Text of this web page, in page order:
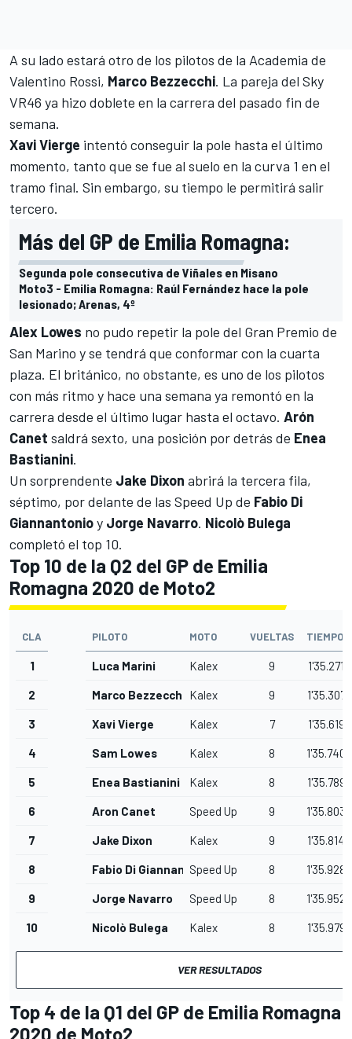
A su lado estará otro de los pilotos de la Academia de
Valentino Rossi, Marco Bezzecchi. La pareja del Sky
VR46 ya hizo doblete en la carrera del pasado fin de
semana.
Xavi Vierge intentó conseguir la pole hasta el último
momento, tanto que se fue al suelo en la curva 1 en el
tramo final. Sin embargo, su tiempo le permitirá salir
tercero.
Más del GP de Emilia Romagna:
Segunda pole consecutiva de Viñales en Misano
Moto3 - Emilia Romagna: Raúl Fernández hace la pole
lesionado; Arenas, 4º
Alex Lowes no pudo repetir la pole del Gran Premio de
San Marino y se tendrá que conformar con la cuarta
plaza. El británico, no obstante, es uno de los pilotos
con más ritmo y hace una semana ya remontó en la
carrera desde el último lugar hasta el octavo. Arón
Canet saldrá sexto, una posición por detrás de Enea
Bastianini.
Un sorprendente Jake Dixon abrirá la tercera fila,
séptimo, por delante de las Speed Up de Fabio Di
Giannantonioy Jorge Navarro. Nicolò Bulega
completó el top 10.
Top 10 de la Q2 del GP de Emilia
Romagna 2020 de Moto2
CLA PILOTO MOTO VUELTAS TIEMPO
1 Luca Marini Kalex 9 1'35.271
2 Marco Bezzecchi Kalex 9 1'35.307
3 Xavi Vierge Kalex 7 1'35.619
4 Sam Lowes Kalex 8 1'35.740
5 Enea Bastianini Kalex 8 1'35.789
6 Aron Canet Speed Up 9 1'35.803
7 Jake Dixon Kalex 9 1'35.814
8 Fabio Di GiannantonioSpeed Up 8 1'35.928
9 Jorge Navarro Speed Up 8 1'35.952
10 Nicolò Bulega Kalex 8 1'35.979
VER RESULTADOS
Top 4 de la Q1 del GP de Emilia Romagna
2020 de Moto2